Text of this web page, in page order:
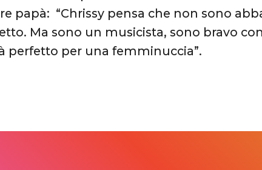
papà: “Chrissy pensa che non sono
Ma sono un musicista, sono bravo
perfetto per una femminuccia”.